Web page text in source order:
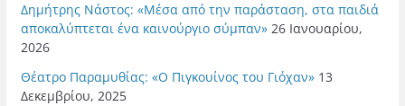
Δημήτρης Νάστος: «Μέσα από την παράσταση, στα παιδιά
αποκαλύπτεται ένα καινούργιο σύμπαν» 26 Ιανουαρίου,
2026
Θέατρο Παραμυθίας: «Ο Πιγκουίνος του Γιόχαν» 13
Δεκεμβρίου, 2025